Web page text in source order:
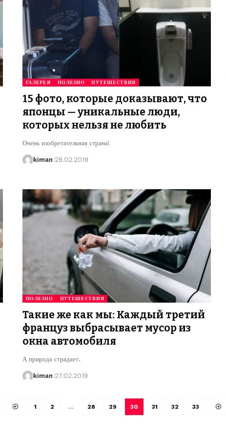
ГАЛЕРЕЯ ПОЛЕЗНО ПУТЕШЕСТВИЯ
15 фото, которые доказывают, что
японцы — уникальные люди,
которых нельзя не любить
Очень изобретательная страна!
kiman 28.02.2019
ПОЛЕЗНО ПУТЕШЕСТВИЯ
Такие же как мы: Каждый третий
француз выбрасывает мусор из
окна автомобиля
А природа страдает.
kiman 27.02.2019
1 2 … 28 29 30 31 32 33